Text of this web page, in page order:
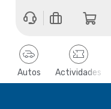
Autos Actividades